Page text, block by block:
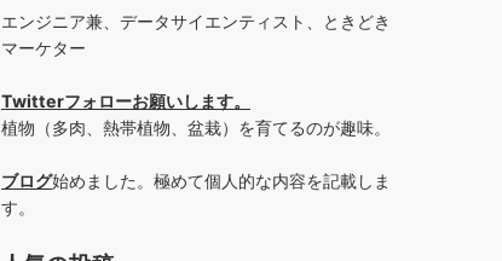
エンジニア兼、データサイエンティスト、ときどき
マーケター
Twitterフォローお願いします。
植物（多肉、熱帯植物、盆栽）を育てるのが趣味。
ブログ始めました。極めて個人的な内容を記載しま
す。